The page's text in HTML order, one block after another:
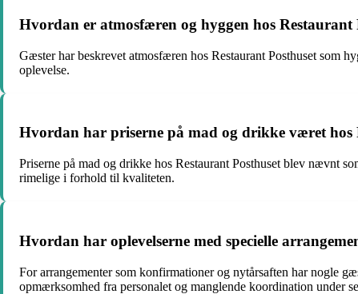
Hvordan er atmosfæren og hyggen hos Restaurant
Gæster har beskrevet atmosfæren hos Restaurant Posthuset som
oplevelse.
Hvordan har priserne på mad og drikke været
Priserne på mad og drikke hos Restaurant Posthuset blev nævnt
rimelige i forhold til kvaliteten.
Hvordan har oplevelserne med specielle
For arrangementer som konfirmationer og nytårsaften har nogle
opmærksomhed fra personalet og manglende koordination under